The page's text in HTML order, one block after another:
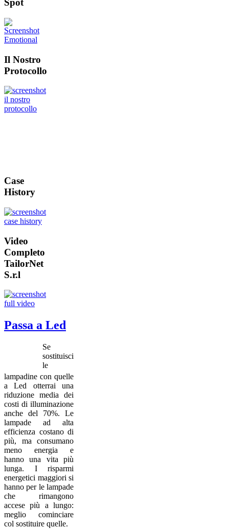
Spot
Il Nostro
Protocollo
Case
History
Video
Completo
TailorNet
S.r.l
Passa a Led
Se
sostituisci
le
lampadine con quelle
a Led otterrai una
riduzione media dei
costi di illuminazione
anche del 70%. Le
lampade ad alta
efficienza costano di
più, ma consumano
meno energia e
hanno una vita più
lunga. I risparmi
energetici maggiori si
hanno per le lampade
che rimangono
accese più a lungo:
meglio cominciare
col sostituire quelle.